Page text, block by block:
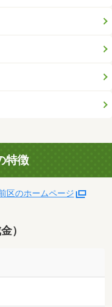
特徴
区のホームページ
）